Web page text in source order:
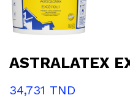
ASTRALATEX
34,731 TND